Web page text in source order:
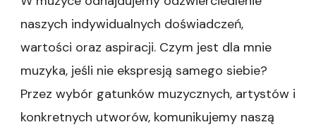
naszych indywidualnych doświadczeń,
wartości oraz aspiracji. Czym jest dla mnie
muzyka, jeśli nie ekspresją samego siebie?
Przez wybór gatunków muzycznych, artystów i
konkretnych utworów, komunikujemy naszą